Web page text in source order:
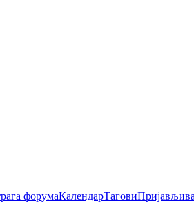
форумаКалендарТагови